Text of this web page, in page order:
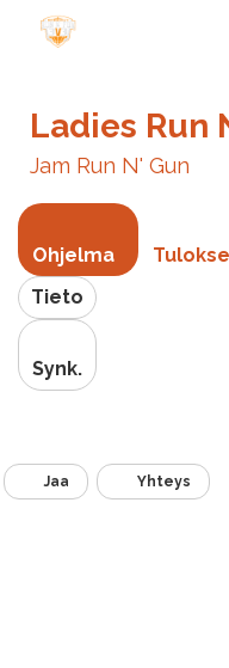
Ladies Run
Jam Run N' Gun
Ohjelma
Tieto
Synk.
Jaa Yhteys